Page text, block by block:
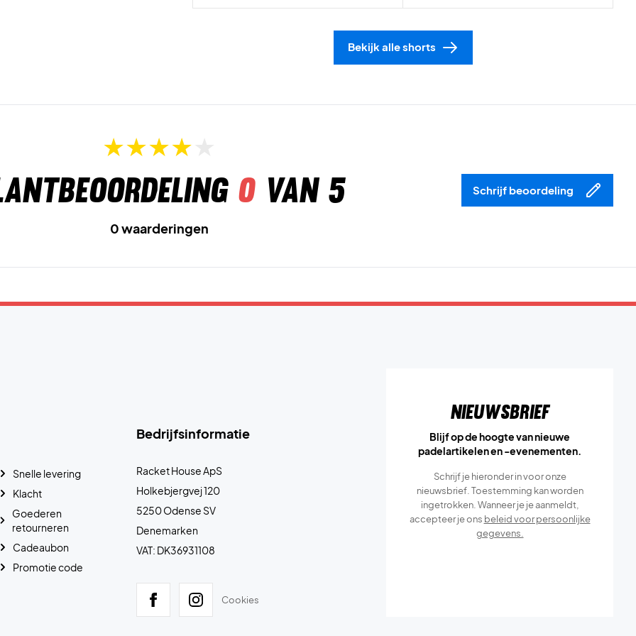
Bekijk alle shorts
0van 5 Schrijf beoordeling
0 waarderingen
Bedrijfsinformatie
Racket House ApS
Holkebjergvej 120
5250 Odense SV
Denemarken
VAT: DK36931108
Cookies
Snelle levering
Klacht
Goederen
retourneren
Cadeaubon
Promotie code
Nieuwsbrief
Blijf op de hoogte van nieuwe
padelartikelen en -evenementen.
Schrijf je hieronder in voor onze
nieuwsbrief. Toestemming kan worden
ingetrokken. Wanneer je je aanmeldt,
accepteer je ons beleid voor persoonlijke
gegevens.